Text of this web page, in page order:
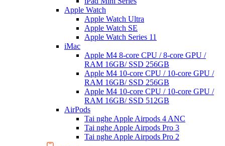
Apple Watch
Apple Watch Ultra
Apple Watch SE
Apple Watch Series 11
iMac
Apple M4 8-core CPU / 8-core GPU /
RAM 16GB/ SSD 256GB
Apple M4 10-core CPU / 10-core GPU /
RAM 16GB/ SSD 256GB
Apple M4 10-core CPU / 10-core GPU /
RAM 16GB/ SSD 512GB
AirPods
Tai nghe Apple Airpods 4 ANC
Tai nghe Apple Airpods Pro 3
Tai nghe Apple Airpods Pro 2